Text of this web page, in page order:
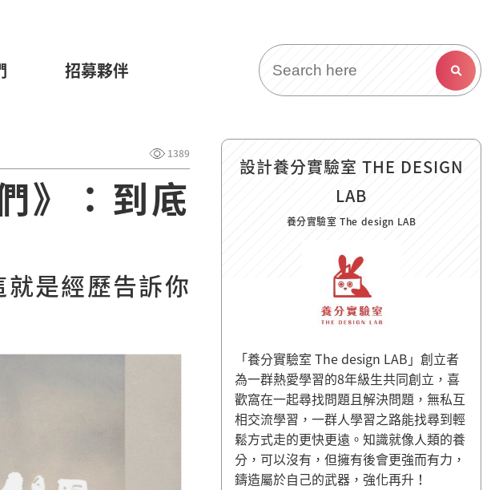
招募夥伴
1389
》：到底
是經歷告訴你
設計養分實驗室 THE DESIGN
LAB
養分實驗室 The design LAB
「養分實驗室 The design LAB」創立者
為一群熱愛學習的8年級生共同創立，喜
歡窩在一起尋找問題且解決問題，無私互
相交流學習，一群人學習之路能找尋到輕
鬆方式走的更快更遠。知識就像人類的養
分，可以沒有，但擁有後會更強而有力，
鑄造屬於自己的武器，強化再升！